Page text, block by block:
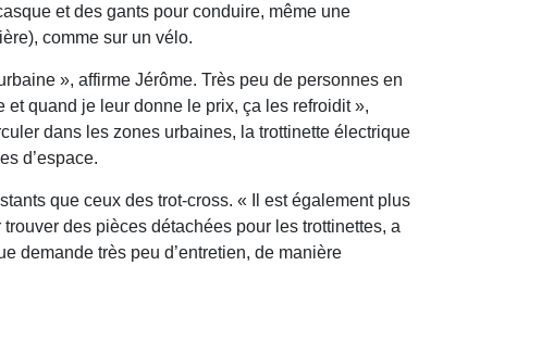
et des gants pour conduire, même une
comme sur un vélo.
», affirme Jérôme. Très peu de personnes en
et quand je leur donne le prix, ça les refroidit »,
dans les zones urbaines, la trottinette électrique
d’espace.
que ceux des trot-cross. « Il est également plus
des pièces détachées pour les trottinettes, a
demande très peu d’entretien, de manière